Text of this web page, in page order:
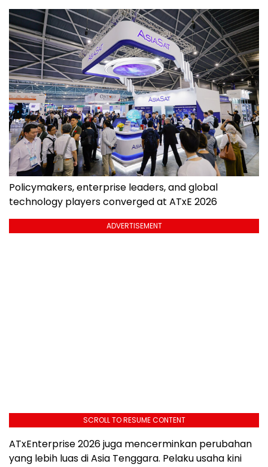
Policymakers, enterprise leaders, and global
technology players converged at ATxE 2026
ADVERTISEMENT
SCROLL TO RESUME CONTENT
ATxEnterprise 2026 juga mencerminkan perubahan
yang lebih luas di Asia Tenggara. Pelaku usaha kini